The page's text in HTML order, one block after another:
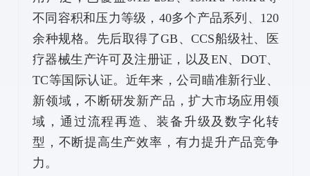
不同容积和压力等级，40多个产品系列、120
余种规格。先后取得了GB、CCS船级社、医
疗器械生产许可及注册证，以及EN、DOT、
TC等国际认证。近年来，公司瞄准新行业、
新领域，不断研发新产品，扩大市场应用领
域，通过流程再造、装备升级及数字化转
型，不断提高生产效率，有力提升产品竞争
力。